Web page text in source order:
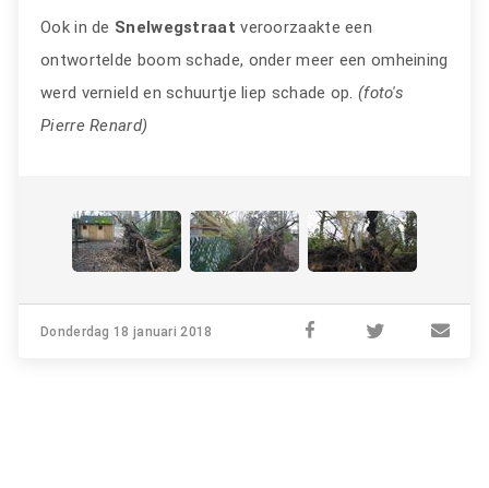
Ook in de Snelwegstraatveroorzaakte een
ontwortelde boom schade, onder meer een omheining
werd vernield en schuurtje liep schade op. (foto's
Pierre Renard)
Donderdag 18 januari 2018